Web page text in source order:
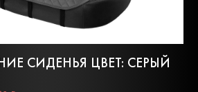
СИДЕНЬЯ ЦВЕТ: СЕРЫЙ